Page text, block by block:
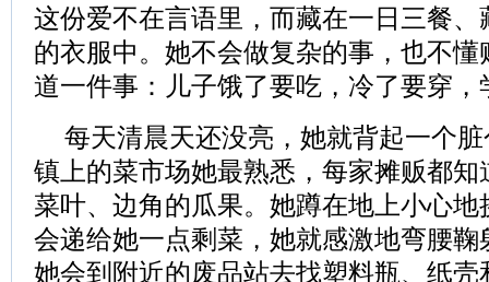
这份爱不在言语里，而藏在一日三餐
的衣服中。她不会做复杂的事，也不
道一件事：儿子饿了要吃，冷了要穿，
每天清晨天还没亮，她就背起一个
镇上的菜市场她最熟悉，每家摊贩都
菜叶、边角的瓜果。她蹲在地上小心
会递给她一点剩菜，她就感激地弯腰
她会到附近的废品站去找塑料瓶、纸